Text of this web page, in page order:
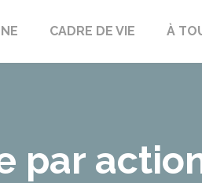
CADRE DE VIE À